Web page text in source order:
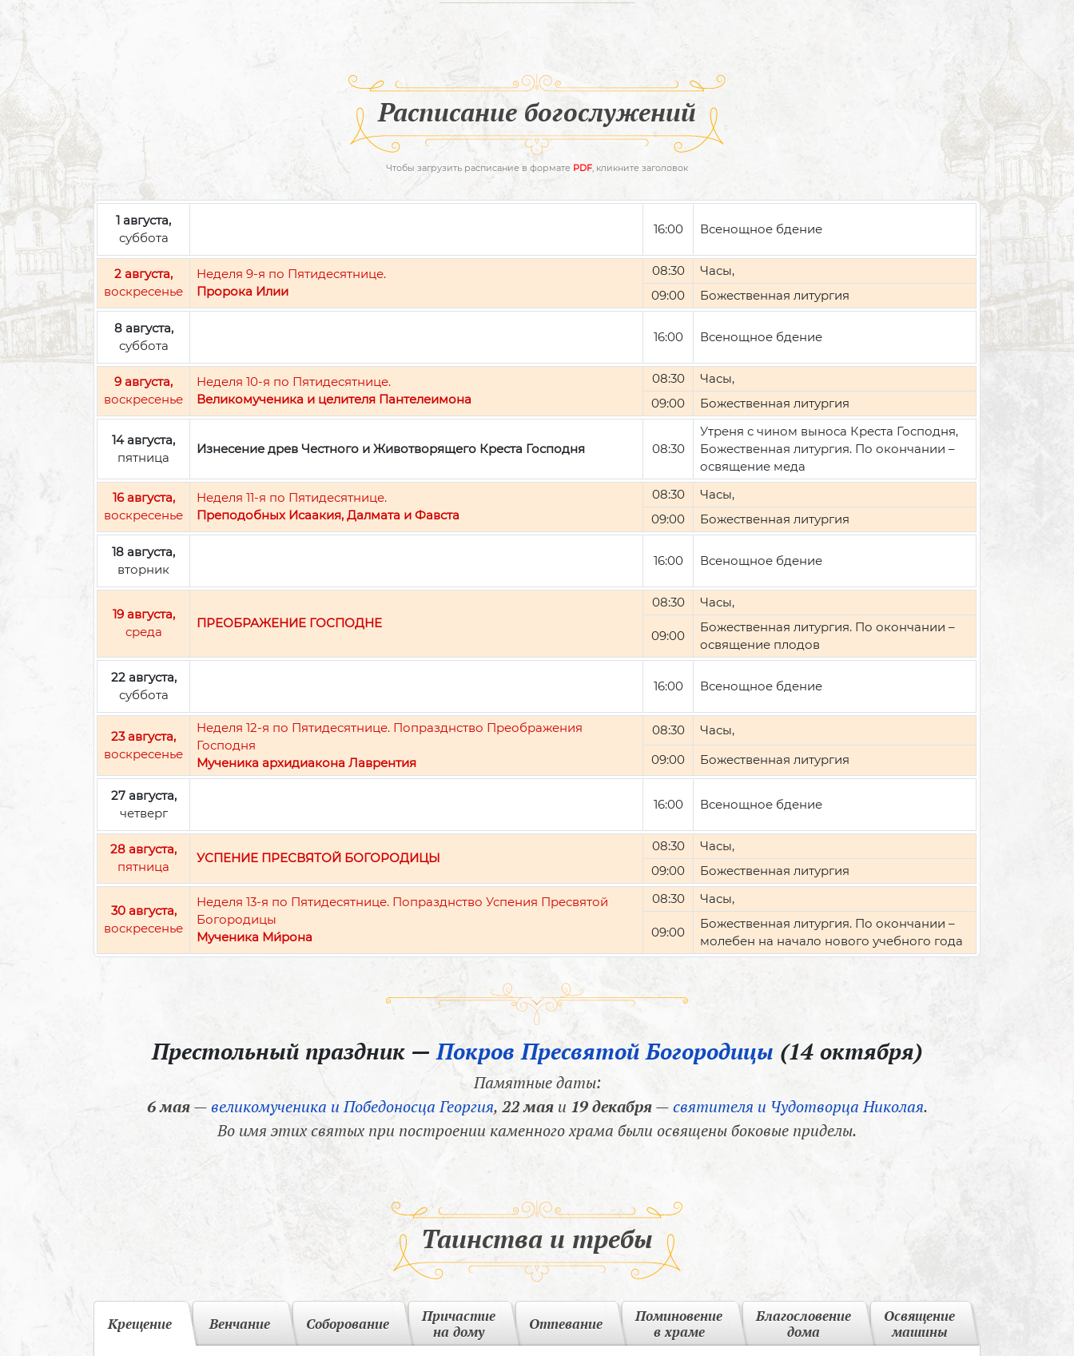
Расписание богослужений
Чтобы загрузить расписание в формате PDF, кликните заголовок
1 августа,
суббота
16:00 Всенощное бдение
2 августа,
воскресенье
Неделя 9-я по Пятидесятнице.
Пророка Илии
08:30
Часы,
09:00
Божественная литургия
8 августа,
суббота
16:00 Всенощное бдение
9 августа,
воскресенье
Неделя 10-я по Пятидесятнице.
Великомученика и целителя Пантелеимона
08:30
Часы,
09:00
Божественная литургия
14 августа,
пятница
Изнесение древ Честного и Животворящего Креста Господня 08:30
Утреня с чином выноса Креста Господня,
Божественная литургия. По окончании –
освящение меда
16 августа,
воскресенье
Неделя 11-я по Пятидесятнице.
Преподобных Исаакия, Далмата и Фавста
08:30
Часы,
09:00
Божественная литургия
18 августа,
вторник
16:00 Всенощное бдение
19 августа,
среда
ПРЕОБРАЖЕНИЕ ГОСПОДНЕ
08:30 Часы,
09:00
Божественная литургия. По окончании –
освящение плодов
22 августа,
суббота
16:00 Всенощное бдение
23 августа,
воскресенье
Неделя 12-я по Пятидесятнице. Попразднство Преображения
Господня
Мученика архидиакона Лаврентия
08:30
Часы,
09:00
Божественная литургия
27 августа,
четверг
16:00 Всенощное бдение
28 августа,
пятница
УСПЕНИЕ ПРЕСВЯТОЙ БОГОРОДИЦЫ
08:30
Часы,
09:00
Божественная литургия
30 августа,
воскресенье
Неделя 13-я по Пятидесятнице. Попразднство Успения Пресвятой
Богородицы
Мученика Ми́рона
08:30 Часы,
09:00
Божественная литургия. По окончании –
молебен на начало нового учебного года
Престольный праздник —Покров Пресвятой Богородицы (14 октября)
Памятные даты:
6 мая—великомученика и Победоносца Георгия, 22 маяи 19 декабря—святителя и Чудотворца Николая.
Во имя этих святых при построении каменного храма были освящены боковые приделы.
Таинства и требы
Крещение Венчание Соборование
Причастие
на дому
Отпевание
Поминовение
в храме
Благословение
дома
Освящение
машины